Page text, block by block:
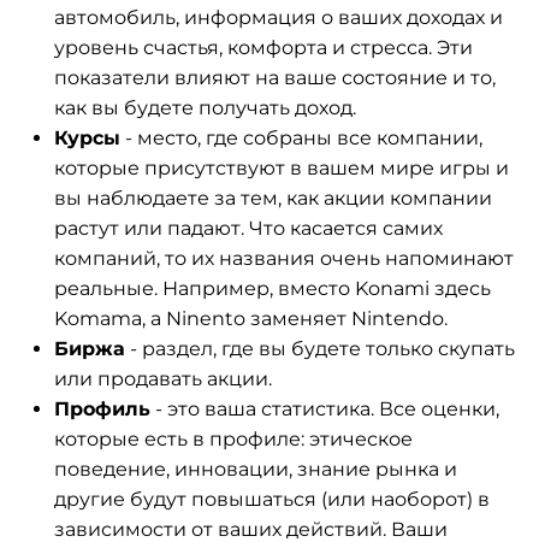
автомобиль, информация о ваших доходах и
уровень счастья, комфорта и стресса. Эти
показатели влияют на ваше состояние и то,
как вы будете получать доход.
Курсы - место, где собраны все компании,
которые присутствуют в вашем мире игры и
вы наблюдаете за тем, как акции компании
растут или падают. Что касается самих
компаний, то их названия очень напоминают
реальные. Например, вместо Konami здесь
Komama, а Ninento заменяет Nintendo.
Биржа - раздел, где вы будете только скупать
или продавать акции.
Профиль - это ваша статистика. Все оценки,
которые есть в профиле: этическое
поведение, инновации, знание рынка и
другие будут повышаться (или наоборот) в
зависимости от ваших действий. Ваши